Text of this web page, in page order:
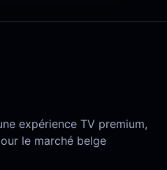
expérience TV premium,
le marché belge